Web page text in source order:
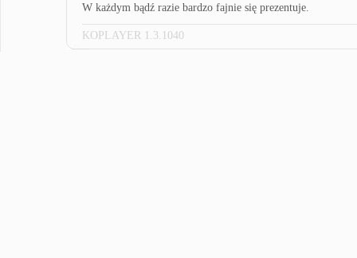
W każdym bądź razie bardzo fajnie się prezentuje.
KOPLAYER 1.3.1040